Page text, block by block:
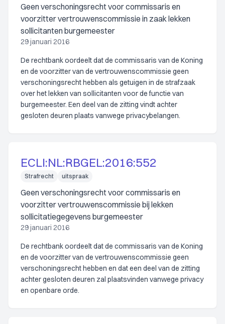
Geen verschoningsrecht voor commissaris en
voorzitter vertrouwenscommissie in zaak lekken
sollicitanten burgemeester
29 januari 2016
De rechtbank oordeelt dat de commissaris van de Koning
en de voorzitter van de vertrouwenscommissie geen
verschoningsrecht hebben als getuigen in de strafzaak
over het lekken van sollicitanten voor de functie van
burgemeester. Een deel van de zitting vindt achter
gesloten deuren plaats vanwege privacybelangen.
ECLI:NL:RBGEL:2016:552
Strafrecht uitspraak
Geen verschoningsrecht voor commissaris en
voorzitter vertrouwenscommissie bij lekken
sollicitatiegegevens burgemeester
29 januari 2016
De rechtbank oordeelt dat de commissaris van de Koning
en de voorzitter van de vertrouwenscommissie geen
verschoningsrecht hebben en dat een deel van de zitting
achter gesloten deuren zal plaatsvinden vanwege privacy
en openbare orde.